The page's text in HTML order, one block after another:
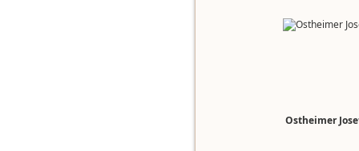
Ostheimer